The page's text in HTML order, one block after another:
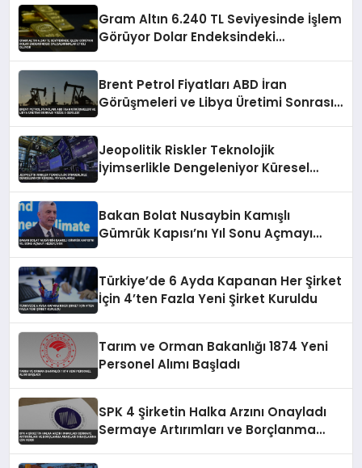
Gram Altın 6.240 TL Seviyesinde İşlem
Görüyor Dolar Endeksindeki
Brent Petrol Fiyatları ABD İran
Görüşmeleri ve Libya Üretimi Sonrası
Jeopolitik Riskler Teknolojik
İyimserlikle Dengeleniyor Küresel
Bakan Bolat Nusaybin Kamışlı
Gümrük Kapısı’nı Yıl Sonu Açmayı
Türkiye’de 6 Ayda Kapanan Her Şirket
İçin 4’ten Fazla Yeni Şirket Kuruldu
Tarım ve Orman Bakanlığı 1874 Yeni
Personel Alımı Başladı
SPK 4 Şirketin Halka Arzını Onayladı
Sermaye Artırımları ve Borçlanma